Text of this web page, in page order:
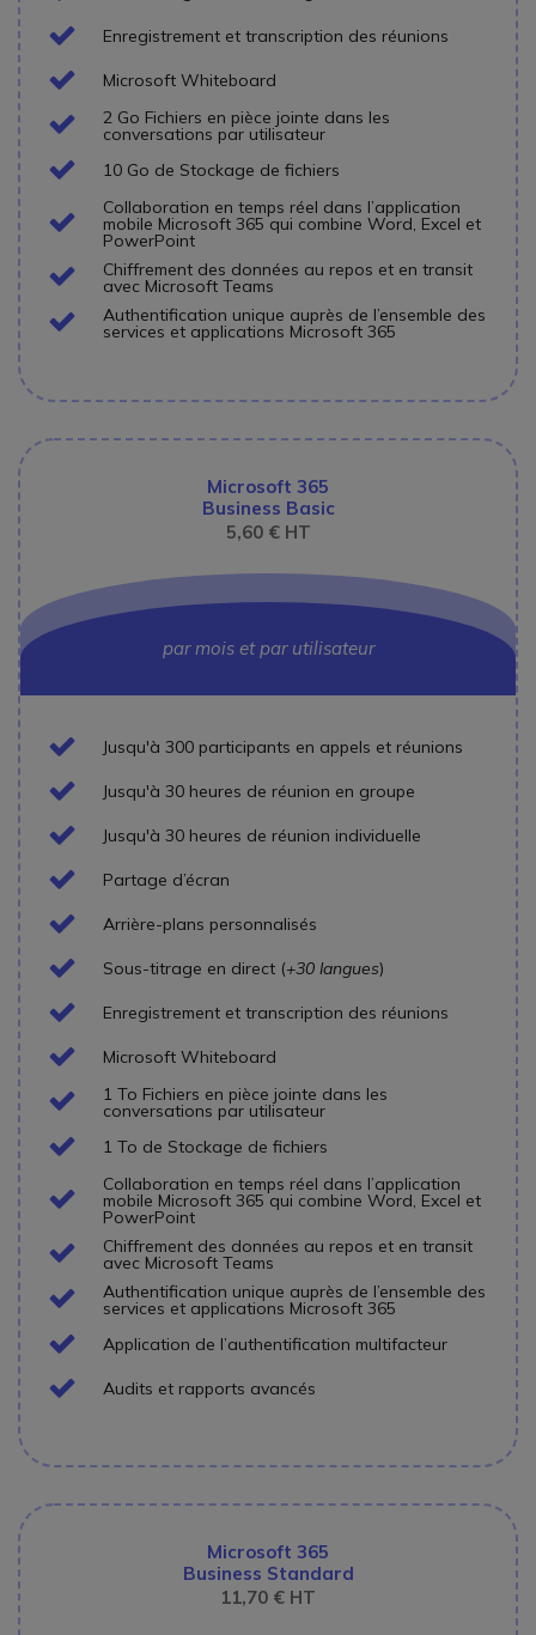
Icon
Enregistrement et transcription des réunions
Icon
Microsoft Whiteboard
Icon
2 Go Fichiers en pièce jointe dans les
conversations par utilisateur
Icon10 Go de Stockage de fichiers
Icon
Collaboration en temps réel dans l’application
mobile Microsoft 365 qui combine Word, Excel et
PowerPoint
Icon
Chiffrement des données au repos et en transit
avec Microsoft Teams
Icon
Authentification unique auprès de l’ensemble des
services et applications Microsoft 365
Microsoft 365
Business Basic
5,60 € HT
par mois et par utilisateur
Icon
Jusqu'à 300 participants en appels et réunions
Icon
Jusqu'à 30 heures de réunion en groupe
Icon
Jusqu'à 30 heures de réunion individuelle
Icon
Partage d’écran
Icon
Arrière-plans personnalisés
Icon
Sous-titrage en direct (+30 langues)
Icon
Enregistrement et transcription des réunions
Icon
Microsoft Whiteboard
Icon
1 To Fichiers en pièce jointe dans les
conversations par utilisateur
Icon
1 To de Stockage de fichiers
Icon
Collaboration en temps réel dans l’application
mobile Microsoft 365 qui combine Word, Excel et
PowerPoint
Icon
Chiffrement des données au repos et en transit
avec Microsoft Teams
Icon
Authentification unique auprès de l’ensemble des
services et applications Microsoft 365
Icon
Application de l’authentification multifacteur
Icon
Audits et rapports avancés
Microsoft 365
Business Standard
11,70 € HT